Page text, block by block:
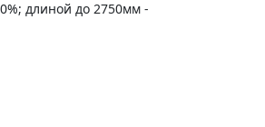
длиной до 2750мм -